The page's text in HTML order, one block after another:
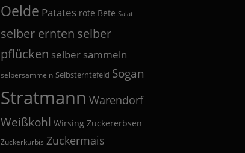
Oelde Patates rote Bete Salat
selber ernten selber
pflücken selber sammeln
selbersammeln Selbsterntefeld Sogan
Stratmann Warendorf
Weißkohl Wirsing Zuckererbsen
Zuckerkürbis Zuckermais